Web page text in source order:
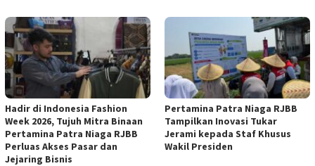
Hadir di Indonesia Fashion
Week 2026, Tujuh Mitra Binaan
Pertamina Patra Niaga RJBB
Perluas Akses Pasar dan
Jejaring Bisnis
Pertamina Patra Niaga RJBB
Tampilkan Inovasi Tukar
Jerami kepada Staf Khusus
Wakil Presiden